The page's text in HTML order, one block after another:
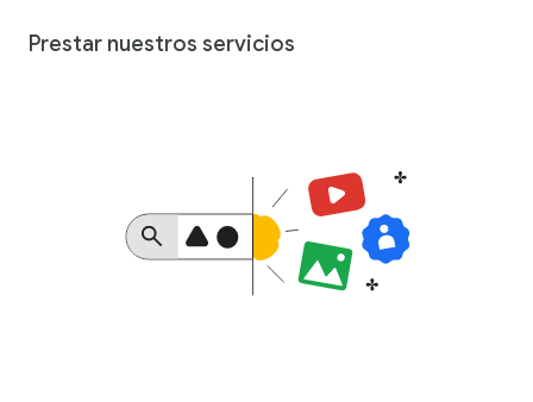
Prestar nuestros servicios